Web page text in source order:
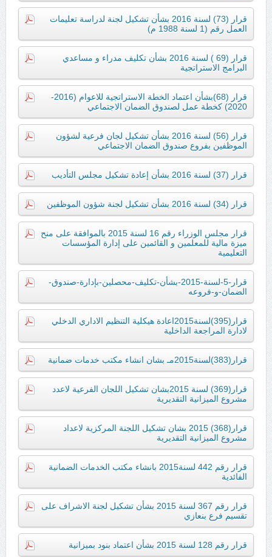
قرار (73) لسنة 2016 بشأن تشكيل لجنة لدراسة تعليمات
العمل رقم (1 لسنة 1988 م)
قرار (69 ) لسنة 2016 بشأن تكليف مدراء و مساعدي
البرامج الاستراتجية
قرار (68)بشأن اعتماد الخطة الاستراتجية للاعوام (2016-
2020) كخطة عمل لصندوق الضمان الاجتماعي
قرار (56) لسنة 2016 بشأن تشكيل لجان فرعية لشؤون
الموظفين بفروع صندوق الضمان الاجتماعي
قرار (37) لسنة 2016 بشأن إعادة تشكيل مجلس التأديب
قرار (34) لسنة 2016 بشأن تشكيل لجنة شؤون الموظفين
قرار مجلس الوزراء رقم 16 لسنة 2015 بالموافقة على منح
ميزة مالية للمعلمين و القائمين على إدارة المؤسسات
التعليمية
قرار-5-لسنة-2015-بشأن-تكليف-محصلين-بإدارة-صندوق-
الضمان-و-فروعه
قرار(395)لسنة2015اعادة هيكلية التنظيم الاداري الدخلي
لادارة المراجعة الداخلية
قرار(383)لسنة2015مـ بشان انشاء مكتب خدمات ضمانية
قرار(369) لسنة 2015بشان تشكيل اللجان الفرعية لاعدد
مشروع الميزانية التقديرية
قرار(368) 2015 بشان تشكيل اللجنة المركزية لاعداد
مشروع الميزانية التقديرية
قرار رقم 442 لسنة2015 بانشاء مكتب الخدمات الضمانية
الفائدية
قرار رقم 367 لسنة 2015 بشأن تشكيل لجنة الاشراف على
تقسيم فرع بنعازي
قرار رقم 128 لسنة 2015 بشأن اعتماد بنود بميزانية